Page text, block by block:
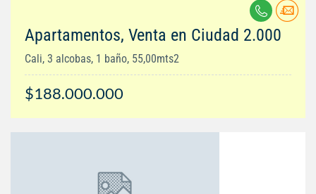
Apartamentos, Venta en Ciudad 2.000
Cali, 3 alcobas, 1 baño, 55,00mts2
$188.000.000